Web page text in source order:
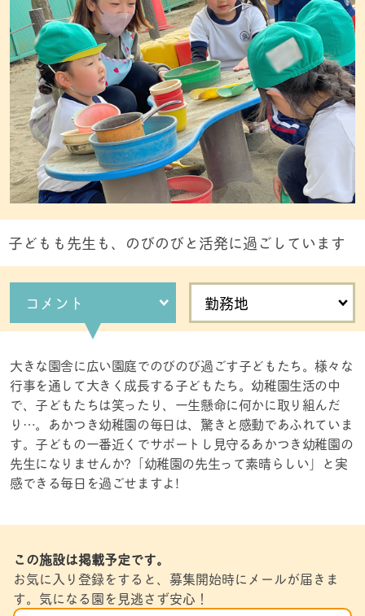
子どもも先生も、のびのびと活発に過ごしています
コメント 勤務地
大きな園舎に広い園庭でのびのび過ごす子どもたち。様々な
行事を通して大きく成長する子どもたち。幼稚園生活の中
で、子どもたちは笑ったり、一生懸命に何かに取り組んだ
り…。あかつき幼稚園の毎日は、驚きと感動であふれていま
す。子どもの一番近くでサポートし見守るあかつき幼稚園の
先生になりませんか?「幼稚園の先生って素晴らしい」と実
感できる毎日を過ごせますよ!
この施設は掲載予定です。
お気に入り登録をすると、募集開始時にメールが届きま
す。気になる園を見逃さず安心！